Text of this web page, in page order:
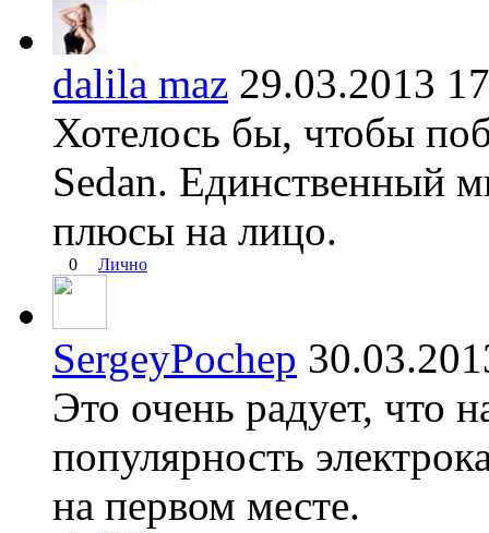
dalila maz 29.03.2013
Хотелось бы, чтобы
Sedan. Единственный
плюсы на лицо.
0 Лично
SergeyPochep
Это очень радует, что
популярность
на первом месте.